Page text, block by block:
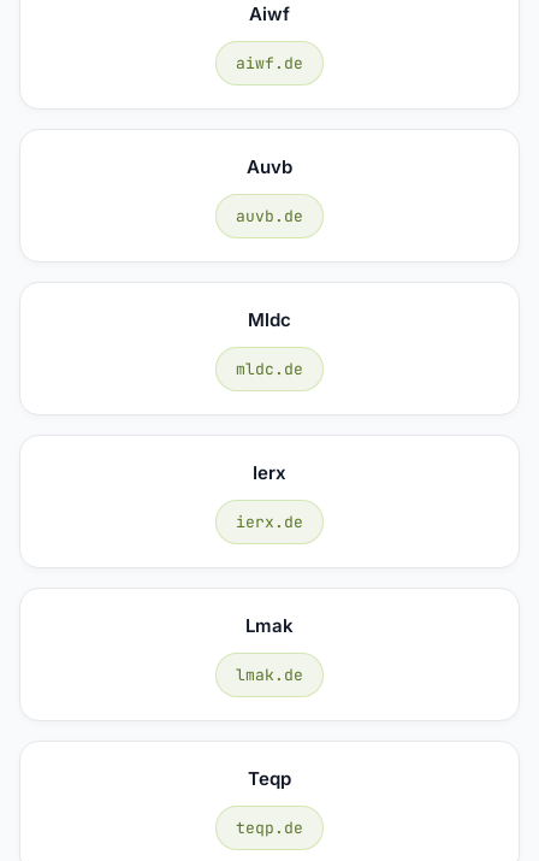
Aiwf
aiwf.de
Auvb
auvb.de
Mldc
mldc.de
Ierx
ierx.de
Lmak
lmak.de
Teqp
teqp.de